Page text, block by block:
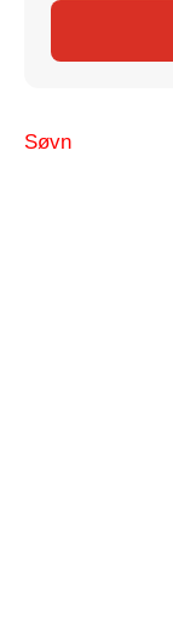
Søvn